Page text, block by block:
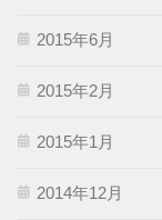
2015年6月
2015年2月
2015年1月
2014年12月